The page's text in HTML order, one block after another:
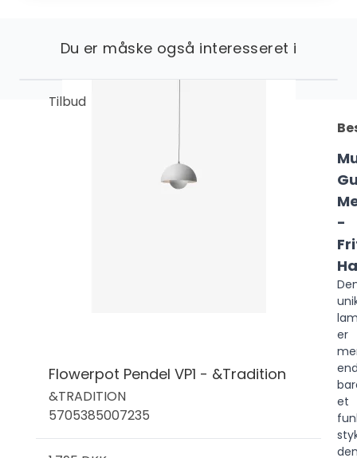
Du er måske også interesseret i
Tilbud
Flowerpot Pendel VP1 - &Tradition
&TRADITION
5705385007235
-
er
et